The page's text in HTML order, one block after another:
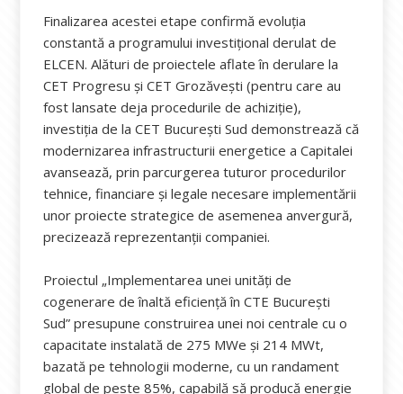
Finalizarea acestei etape confirmă evoluția
constantă a programului investițional derulat de
ELCEN. Alături de proiectele aflate în derulare la
CET Progresu și CET Grozăvești (pentru care au
fost lansate deja procedurile de achiziție),
investiția de la CET București Sud demonstrează că
modernizarea infrastructurii energetice a Capitalei
avansează, prin parcurgerea tuturor procedurilor
tehnice, financiare și legale necesare implementării
unor proiecte strategice de asemenea anvergură,
precizează reprezentanții companiei.
Proiectul „Implementarea unei unități de
cogenerare de înaltă eficiență în CTE București
Sud” presupune construirea unei noi centrale cu o
capacitate instalată de 275 MWe și 214 MWt,
bazată pe tehnologii moderne, cu un randament
global de peste 85%, capabilă să producă energie